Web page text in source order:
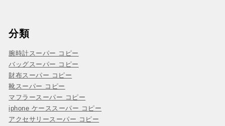
分類
腕時計スーパー コピー
バッグスーパー コピー
財布スーパー コピー
靴スーパー コピー
マフラースーパー コピー
iphone ケーススーパー コピー
アクセサリースーパー コピー